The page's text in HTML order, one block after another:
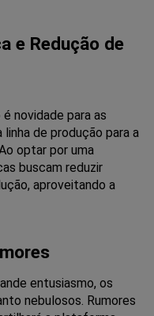
e Redução de
novidade para as
de produção para a
optar por uma
buscam reduzir
aproveitando a
entusiasmo, os
nebulosos. Rumores